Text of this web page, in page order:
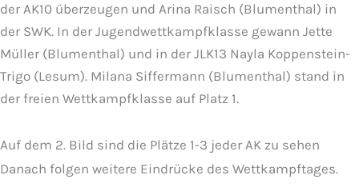
der AK10 überzeugen und Arina Raisch (Blumenthal) in
der SWK. In der Jugendwettkampfklasse gewann Jette
Müller (Blumenthal) und in der JLK13 Nayla Koppenstein-
Trigo (Lesum). Milana Siffermann (Blumenthal) stand in
der freien Wettkampfklasse auf Platz 1.
Auf dem 2. Bild sind die Plätze 1-3 jeder AK zu sehen
Danach folgen weitere Eindrücke des Wettkampftages.